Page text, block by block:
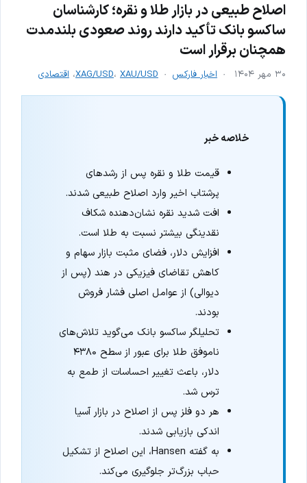
اصلاح طبیعی در بازار طلا و نقره؛ کارشناسان
ساکسو بانک تأکید دارند روند صعودی بلندمدت
همچنان برقرار است
۳۰ مهر ۱۴۰۴ اخبار فارکس XAG/USD، XAU/USD ، اقتصادی
خلاصه خبر
قیمت طلا و نقره پس از رشدهای
پرشتاب اخیر وارد اصلاح طبیعی شدند.
افت شدید نقره نشان‌دهنده شکاف
نقدینگی بیشتر نسبت به طلا است.
افزایش دلار، فضای مثبت بازار سهام و
کاهش تقاضای فیزیکی در هند (پس از
دیوالی) از عوامل اصلی فشار فروش
بودند.
تحلیلگر ساکسو بانک می‌گوید تلاش‌های
ناموفق طلا برای عبور از سطح ۴۳۸۰
دلار، باعث تغییر احساسات از طمع به
ترس شد.
هر دو فلز پس از اصلاح در بازار آسیا
اندکی بازیابی شدند.
به گفته Hansen، این اصلاح از تشکیل
حباب بزرگ‌تر جلوگیری می‌کند.